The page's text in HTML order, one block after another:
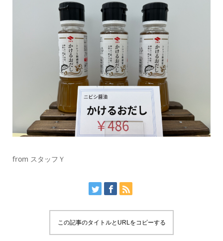
from スタッフＹ
この記事のタイトルとURLをコピーする